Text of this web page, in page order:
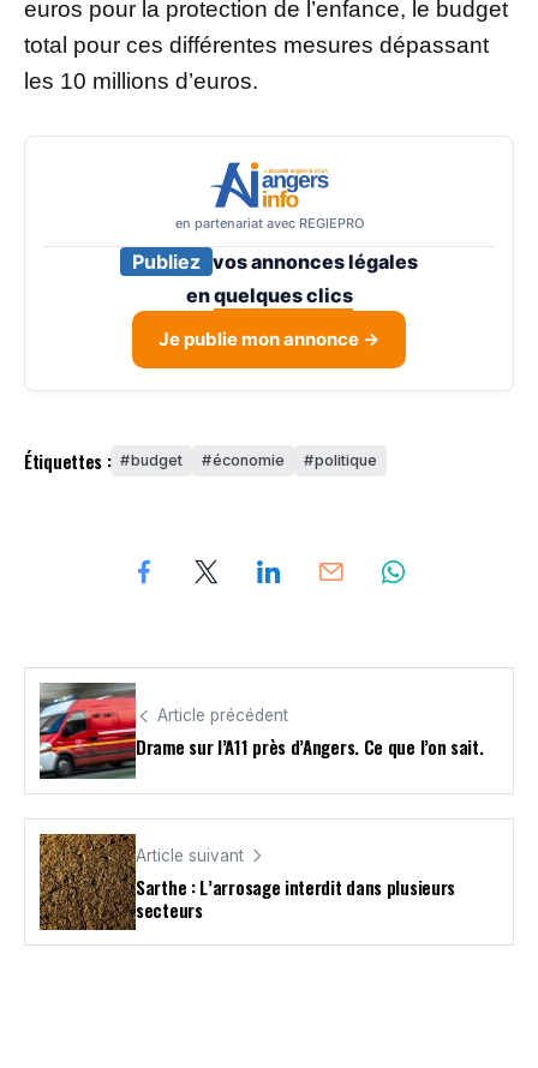
euros pour la protection de l’enfance, le budget
total pour ces différentes mesures dépassant
les 10 millions d’euros.
en partenariat avec REGIEPRO
Publiez vos annonces légales
enquelques clics
Je publie mon annonce →
Étiquettes : budget économie politique
Article précédent
Drame sur l’A11 près d’Angers. Ce que l’on sait.
Article suivant
Sarthe : L’arrosage interdit dans plusieurs
secteurs